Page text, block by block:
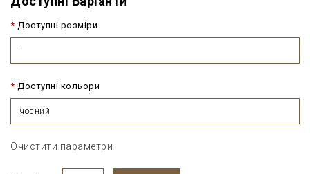
Доступні розміри
-
Доступні кольори
чорний
Очистити параметри